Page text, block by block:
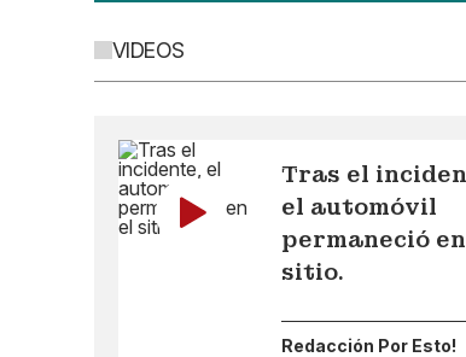
VIDEOS
Tras el
el automóvil
permaneció
sitio.
Redacción Por Esto!